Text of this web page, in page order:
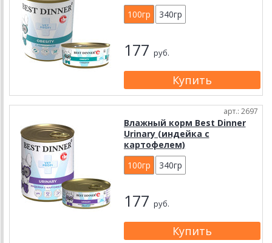
100гр
340гр
177 руб.
арт.: 2697
Влажный корм Best Dinner
Urinary (индейка с
картофелем)
100гр
340гр
177 руб.